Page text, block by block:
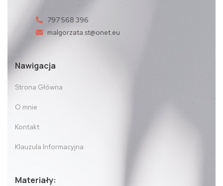
797 568 396
malgorzata.st@onet.eu
Nawigacja
Strona Główna
O mnie
Kontakt
Klauzula Informacyjna
Materiały: